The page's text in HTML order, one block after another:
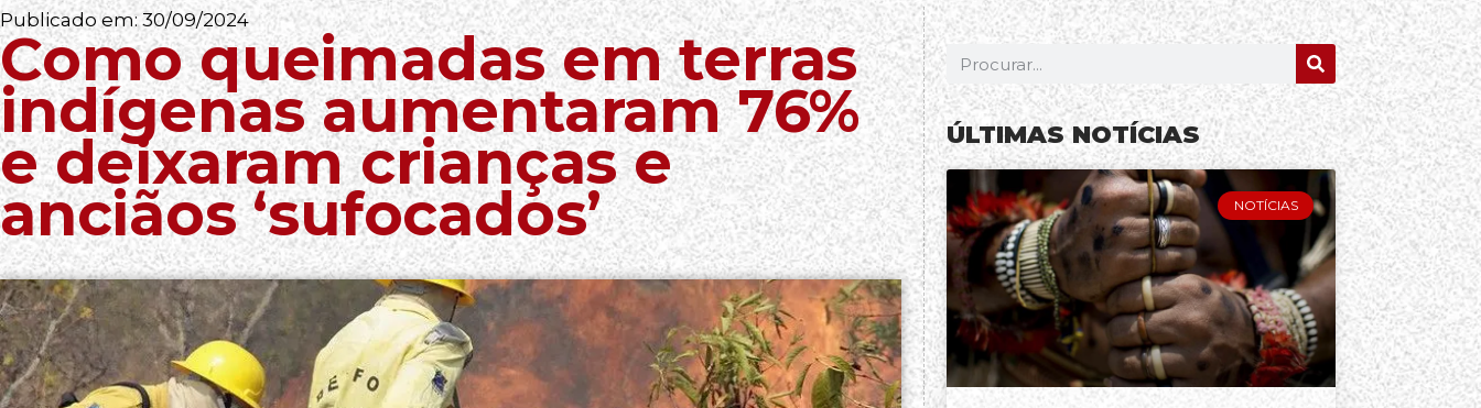
Publicado em:30/09/2024
Como queimadas em terras
indígenas aumentaram 76%
e deixaram crianças e
anciãos ‘sufocados’
ÚLTIMAS NOTÍCIAS
NOTÍCIAS